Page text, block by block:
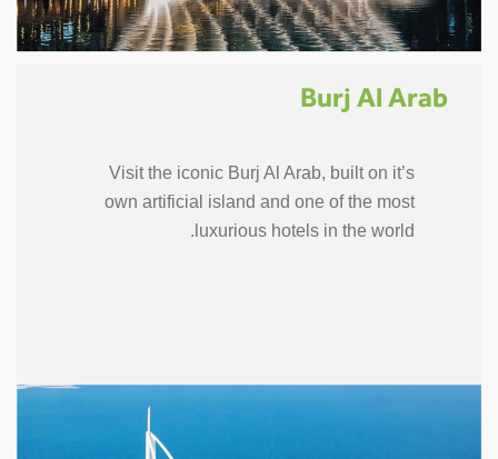
Burj Al Arab
Visit the iconic Burj Al Arab, built on it’s
own artificial island and one of the most
luxurious hotels in the world.